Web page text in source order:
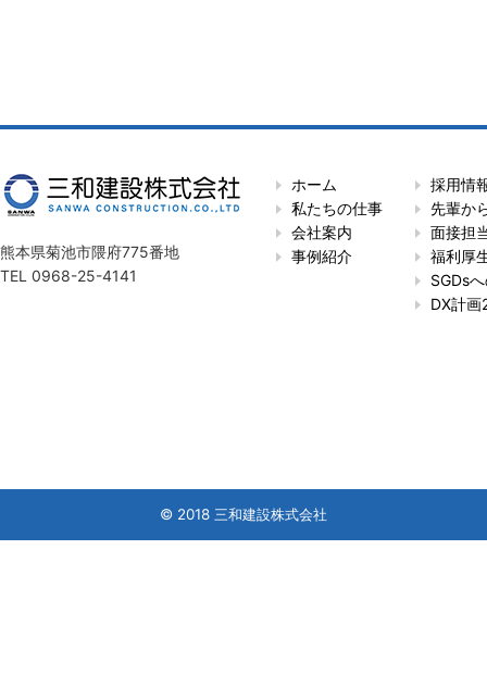
熊本県菊池市隈府775番地
TEL 0968-25-4141
ホーム
私たちの仕事
会社案内
事例紹介
採用情
先輩か
面接担
福利厚
SGDs
DX計
© 2018 三和建設株式会社